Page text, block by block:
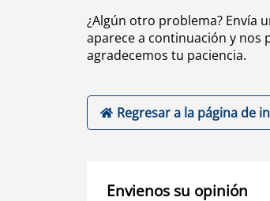
¿Algún otro problema? Envía
aparece a continuación y nos
agradecemos tu paciencia.
Regresar a la página de
Envienos su opinión